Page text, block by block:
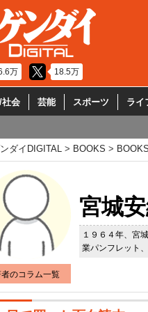
万 18.5万
社会 芸能 スポーツ ライ
ダイDIGITAL BOOKS
のコラム一覧
宮城
１９６４年、宮
業パンフレット